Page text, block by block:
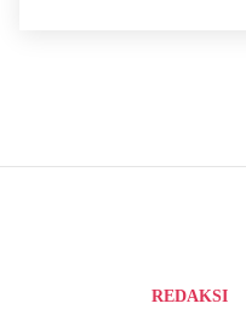
REDAKSI